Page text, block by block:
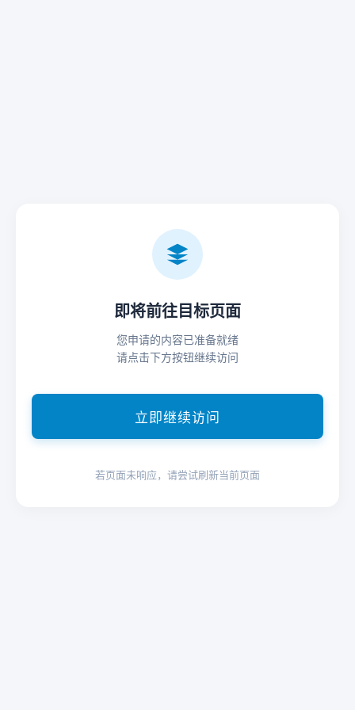
即将前往目标页面
您申请的内容已准备就绪
请点击下方按钮继续访问
立即继续访问
若页面未响应，请尝试刷新当前页面